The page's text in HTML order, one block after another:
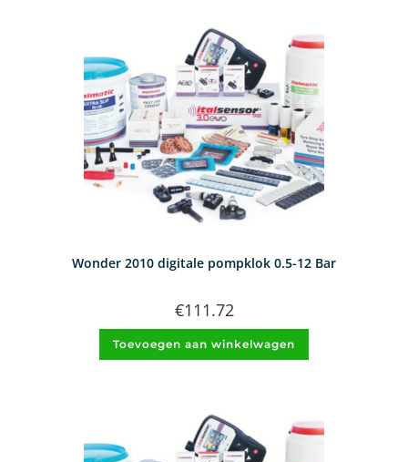
Wonder 2010 digitale pompklok 0.5-12 Bar
€111.72
Toevoegen aan winkelwagen